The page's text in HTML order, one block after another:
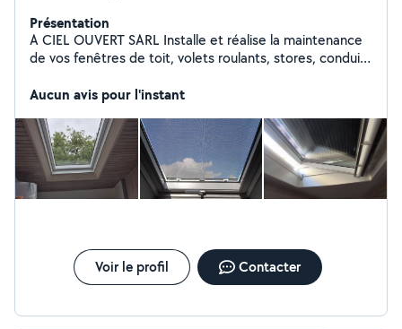
Présentation
A CIEL OUVERT SARL Installe et réalise la maintenance
de vos fenêtres de toit, volets roulants, stores, conduits
de la marque VELUX.
Aucun avis pour l'instant
Voir le profil Contacter